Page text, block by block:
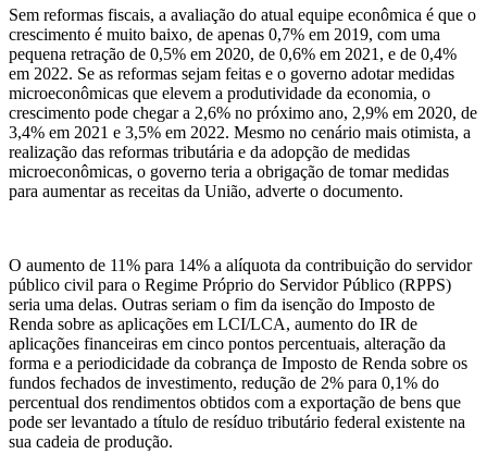
Sem reformas fiscais, a avaliação do atual equipe econômica é que o
crescimento é muito baixo, de apenas 0,7% em 2019, com uma
pequena retração de 0,5% em 2020, de 0,6% em 2021, e de 0,4%
em 2022. Se as reformas sejam feitas e o governo adotar medidas
microeconômicas que elevem a produtividade da economia, o
crescimento pode chegar a 2,6% no próximo ano, 2,9% em 2020, de
3,4% em 2021 e 3,5% em 2022. Mesmo no cenário mais otimista, a
realização das reformas tributária e da adopção de medidas
microeconômicas, o governo teria a obrigação de tomar medidas
para aumentar as receitas da União, adverte o documento.
O aumento de 11% para 14% a alíquota da contribuição do servidor
público civil para o Regime Próprio do Servidor Público (RPPS)
seria uma delas. Outras seriam o fim da isenção do Imposto de
Renda sobre as aplicações em LCI/LCA, aumento do IR de
aplicações financeiras em cinco pontos percentuais, alteração da
forma e a periodicidade da cobrança de Imposto de Renda sobre os
fundos fechados de investimento, redução de 2% para 0,1% do
percentual dos rendimentos obtidos com a exportação de bens que
pode ser levantado a título de resíduo tributário federal existente na
sua cadeia de produção.